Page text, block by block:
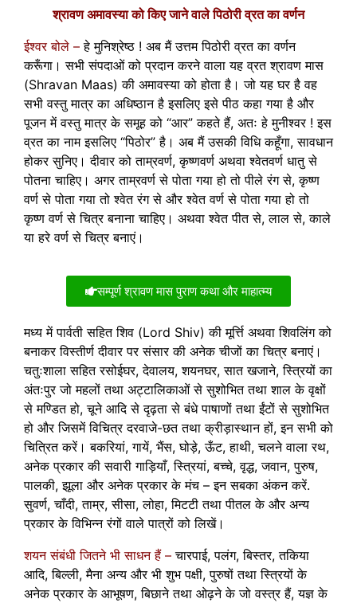
श्रावण अमावस्या को किए जाने वाले पिठोरी व्रत का वर्णन
ईश्वर बोले – हे मुनिश्रेष्ठ ! अब मैं उत्तम पिठोरी व्रत का वर्णन
करूँगा। सभी संपदाओं को प्रदान करने वाला यह व्रत श्रावण मास
(Shravan Maas) की अमावस्या को होता है। जो यह घर है वह
सभी वस्तु मात्र का अधिष्ठान है इसलिए इसे पीठ कहा गया है और
पूजन में वस्तु मात्र के समूह को “आर” कहते हैं, अतः हे मुनीश्वर ! इस
व्रत का नाम इसलिए “पिठोर” है। अब मैं उसकी विधि कहूँगा, सावधान
होकर सुनिए। दीवार को ताम्रवर्ण, कृष्णवर्ण अथवा श्वेतवर्ण धातु से
पोतना चाहिए। अगर ताम्रवर्ण से पोता गया हो तो पीले रंग से, कृष्ण
वर्ण से पोता गया तो श्वेत रंग से और श्वेत वर्ण से पोता गया हो तो
कृष्ण वर्ण से चित्र बनाना चाहिए। अथवा श्वेत पीत से, लाल से, काले
या हरे वर्ण से चित्र बनाएं।
सम्पूर्ण श्रावण मास पुराण कथा और माहात्म्य
मध्य में पार्वती सहित शिव (Lord Shiv) की मूर्त्ति अथवा शिवलिंग को
बनाकर विस्तीर्ण दीवार पर संसार की अनेक चीजों का चित्र बनाएं।
चतुःशाला सहित रसोईघर, देवालय, शयनघर, सात खजाने, स्त्रियों का
अंतःपुर जो महलों तथा अट्टालिकाओं से सुशोभित तथा शाल के वृक्षों
से मण्डित हो, चूने आदि से दृढ़ता से बंधे पाषाणों तथा ईंटों से सुशोभित
हो और जिसमें विचित्र दरवाजे-छत तथा क्रीड़ास्थान हों, इन सभी को
चित्रित करें। बकरियां, गायें, भैंस, घोड़े, ऊँट, हाथी, चलने वाला रथ,
अनेक प्रकार की सवारी गाड़ियाँ, स्त्रियां, बच्चे, वृद्ध, जवान, पुरुष,
पालकी, झूला और अनेक प्रकार के मंच – इन सबका अंकन करें.
सुवर्ण, चाँदी, ताम्र, सीसा, लोहा, मिटटी तथा पीतल के और अन्य
प्रकार के विभिन्न रंगों वाले पात्रों को लिखें।
शयन संबंधी जितने भी साधन हैं – चारपाई, पलंग, बिस्तर, तकिया
आदि, बिल्ली, मैना अन्य और भी शुभ पक्षी, पुरुषों तथा स्त्रियों के
अनेक प्रकार के आभूषण, बिछाने तथा ओढ़ने के जो वस्त्र हैं, यज्ञ के